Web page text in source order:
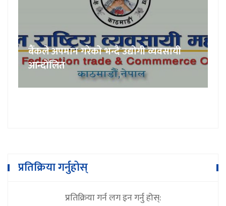
बैंकले अपमान गरेको भन्दै उद्योगी व्यवसायी
आन्दोलित
प्रतिक्रिया गर्नुहोस्
प्रतिक्रिया गर्न लग इन गर्नु होस्: